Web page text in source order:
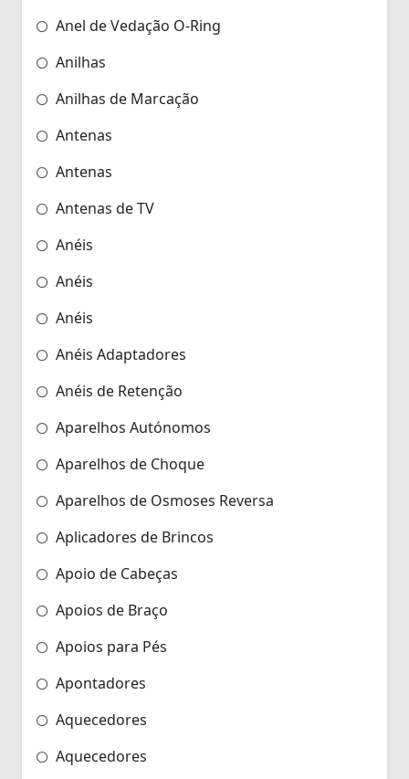
Anel de Vedação O-Ring
Anilhas
Anilhas de Marcação
Antenas
Antenas
Antenas de TV
Anéis
Anéis
Anéis
Anéis Adaptadores
Anéis de Retenção
Aparelhos Autónomos
Aparelhos de Choque
Aparelhos de Osmoses Reversa
Aplicadores de Brincos
Apoio de Cabeças
Apoios de Braço
Apoios para Pés
Apontadores
Aquecedores
Aquecedores